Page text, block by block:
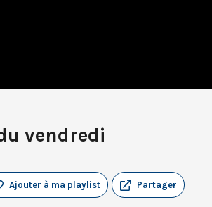
vendredi
Partager
Ajouter à ma playlist